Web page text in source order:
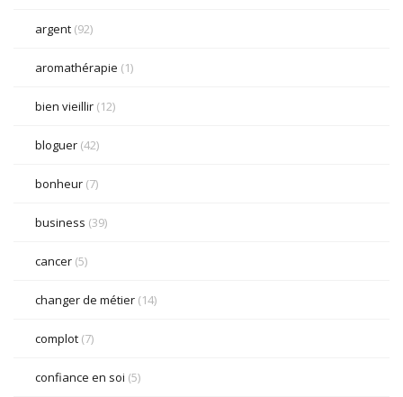
argent (92)
aromathérapie (1)
bien vieillir (12)
bloguer (42)
bonheur (7)
business (39)
cancer (5)
changer de métier (14)
complot (7)
confiance en soi (5)